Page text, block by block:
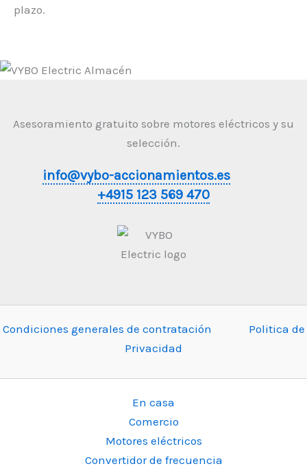
plazo.
Asesoramiento gratuito sobre motores eléctricos y su
selección.
info@vybo-accionamientos.es
+4915 123 569 470
Condiciones generales de contratación
Politica de
Privacidad
En casa
Comercio
Motores eléctricos
Convertidor de frecuencia